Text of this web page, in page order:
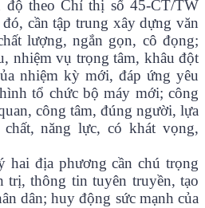
độ theo Chỉ thị số 45-CT/TW
cần tập trung xây dựng văn
lượng, ngắn gọn, cô đọng;
nhiệm vụ trọng tâm, khâu đột
nhiệm kỳ mới, đáp ứng yêu
tổ chức bộ máy mới; công
công tâm, đúng người, lựa
năng lực, có khát vọng,
địa phương cần chú trọng
trị, thông tin tuyên truyền, tạo
dân; huy động sức mạnh của